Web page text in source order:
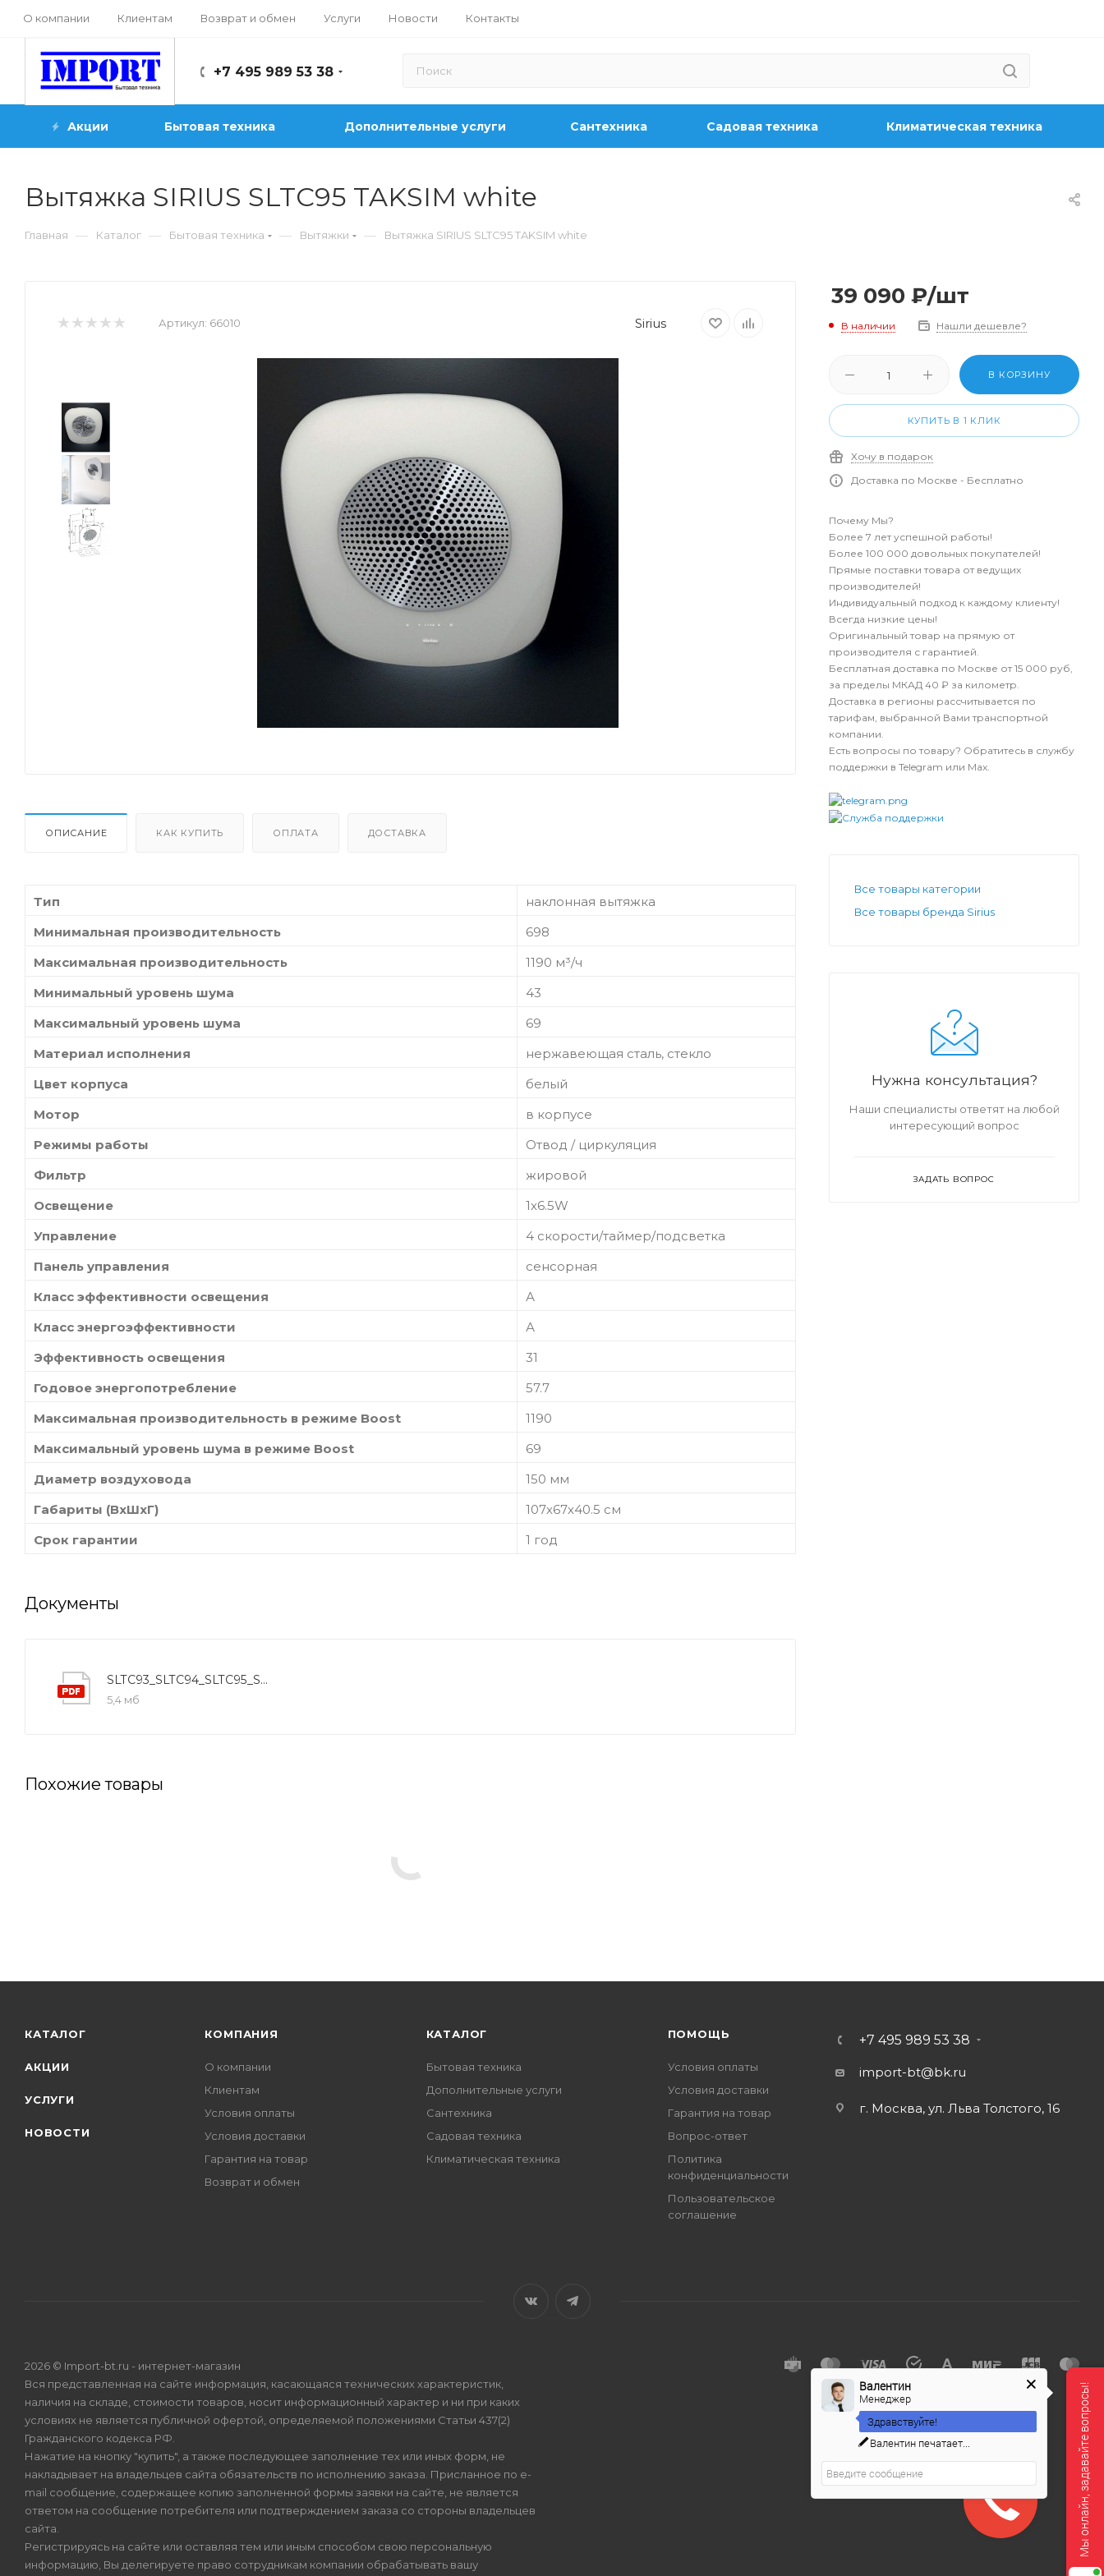
О компании Клиентам Возврат и обмен Услуги Новости Контакты
+7 495 989 53 38
Акции Бытовая техника Дополнительные услуги Сантехника Садовая техника Климатическая техника
Вытяжка SIRIUS SLTC95 TAKSIM white
Главная — Каталог — Бытовая техника — Вытяжки — Вытяжка SIRIUS SLTC95 TAKSIM white
Артикул: 66010 Sirius
ОПИСАНИЕ КАК КУПИТЬ ОПЛАТА ДОСТАВКА
Тип
наклонная вытяжка
Минимальная производительность
698
Максимальная производительность
1190 м³/ч
Минимальный уровень шума
43
Максимальный уровень шума
69
Материал исполнения
нержавеющая сталь, стекло
Цвет корпуса
белый
Мотор
в корпусе
Режимы работы
Отвод / циркуляция
Фильтр
жировой
Освещение
1х6.5W
Управление
4 скорости/таймер/подсветка
Панель управления
сенсорная
Класс эффективности освещения
А
Класс энергоэффективности
А
Эффективность освещения
31
Годовое энергопотребление
57.7
Максимальная производительность в режиме Boost
1190
Максимальный уровень шума в режиме Boost
69
Диаметр воздуховода
150 мм
Габариты (ВхШхГ)
107х67х40.5 см
Срок гарантии
1 год
Документы
SLTC93_SLTC94_SLTC95_SL96_SLTC97
5,4 мб
Похожие товары
39 090 ₽/шт
В наличии Нашли дешевле?
В КОРЗИНУ
КУПИТЬ В 1 КЛИК
Хочу в подарок
Доставка по Москве - Бесплатно
Почему Мы?
Более 7 лет успешной работы!
Более 100 000 довольных покупателей!
Прямые поставки товара от ведущих
производителей!
Индивидуальный подход к каждому клиенту!
Всегда низкие цены!
Оригинальный товар на прямую от
производителя с гарантией.
Бесплатная доставка по Москве от 15 000 руб,
за пределы МКАД 40 ₽ за километр.
Доставка в регионы рассчитывается по
тарифам, выбранной Вами транспортной
компании.
Есть вопросы по товару? Обратитесь в службу
поддержки в Telegram или Max.
Все товары категории
Все товары бренда Sirius
Нужна консультация?
Наши специалисты ответят на любой
интересующий вопрос
ЗАДАТЬ ВОПРОС
КАТАЛОГ
АКЦИИ
УСЛУГИ
НОВОСТИ
КОМПАНИЯ
О компании
Клиентам
Условия оплаты
Условия доставки
Гарантия на товар
Возврат и обмен
КАТАЛОГ
Бытовая техника
Дополнительные услуги
Сантехника
Садовая техника
Климатическая техника
ПОМОЩЬ
Условия оплаты
Условия доставки
Гарантия на товар
Вопрос-ответ
Политика
конфиденциальности
Пользовательское
соглашение
+7 495 989 53 38
import-bt@bk.ru
г. Москва, ул. Льва Толстого, 16
2026 © Import-bt.ru - интернет-магазин
Вся представленная на сайте информация, касающаяся технических характеристик,
наличия на складе, стоимости товаров, носит информационный характер и ни при каких
условиях не является публичной офертой, определяемой положениями Статьи 437(2)
Гражданского кодекса РФ.
Нажатие на кнопку "купить", а также последующее заполнение тех или иных форм, не
накладывает на владельцев сайта обязательств по исполнению заказа. Присланное по e-
mail сообщение, содержащее копию заполненной формы заявки на сайте, не является
ответом на сообщение потребителя или подтверждением заказа со стороны владельцев
сайта.
Регистрируясь на сайте или оставляя тем или иным способом свою персональную
информацию, Вы делегируете право сотрудникам компании обрабатывать вашу
Мы онлайн, задавайте вопросы!
Валентин
Менеджер
Здравствуйте!
Валентин печатает...